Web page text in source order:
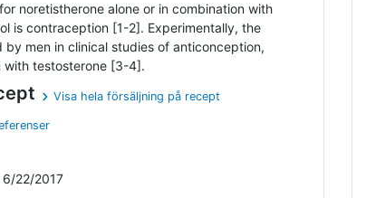
noretistherone alone or in combination with
is contraception [1-2]. Experimentally, the
by men in clinical studies of anticonception,
with testosterone [3-4].
Visa hela försäljning på recept
22/2017